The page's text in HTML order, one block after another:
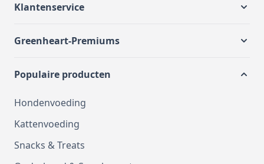
Klantenservice
Greenheart-Premiums
Populaire producten
Hondenvoeding
Kattenvoeding
Snacks & Treats